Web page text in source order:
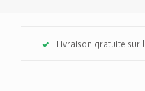
Livraison gratuite sur